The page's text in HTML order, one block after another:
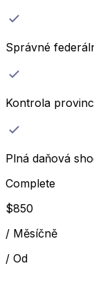
Správné
Kontrola
Plná daňová
Complete
$850
/ Měsíčně
/ Od